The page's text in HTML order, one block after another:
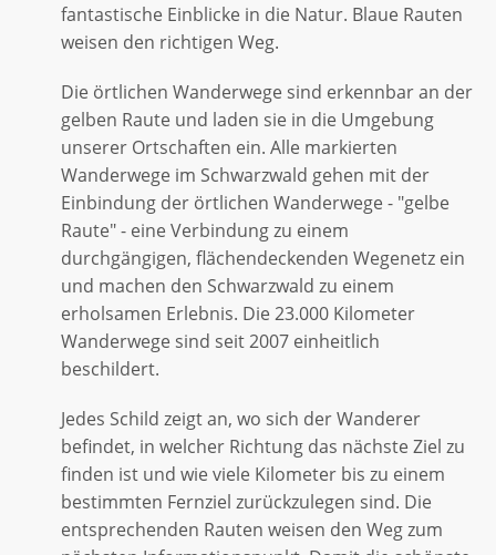
fantastische Einblicke in die Natur. Blaue Rauten
weisen den richtigen Weg.
Die örtlichen Wanderwege sind erkennbar an der
gelben Raute und laden sie in die Umgebung
unserer Ortschaften ein. Alle markierten
Wanderwege im Schwarzwald gehen mit der
Einbindung der örtlichen Wanderwege - "gelbe
Raute" - eine Verbindung zu einem
durchgängigen, flächendeckenden Wegenetz ein
und machen den Schwarzwald zu einem
erholsamen Erlebnis. Die 23.000 Kilometer
Wanderwege sind seit 2007 einheitlich
beschildert.
Jedes Schild zeigt an, wo sich der Wanderer
befindet, in welcher Richtung das nächste Ziel zu
finden ist und wie viele Kilometer bis zu einem
bestimmten Fernziel zurückzulegen sind. Die
entsprechenden Rauten weisen den Weg zum